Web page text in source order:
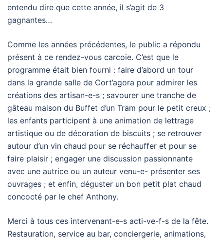
entendu dire que cette année, il s’agit de 3
gagnantes…
Comme les années précédentes, le public a répondu
présent à ce rendez-vous carcoie. C’est que le
programme était bien fourni : faire d’abord un tour
dans la grande salle de Cort’agora pour admirer les
créations des artisan-e-s ; savourer une tranche de
gâteau maison du Buffet d’un Tram pour le petit creux ;
les enfants participent à une animation de lettrage
artistique ou de décoration de biscuits ; se retrouver
autour d’un vin chaud pour se réchauffer et pour se
faire plaisir ; engager une discussion passionnante
avec une autrice ou un auteur venu-e- présenter ses
ouvrages ; et enfin, déguster un bon petit plat chaud
concocté par le chef Anthony.
Merci à tous ces intervenant-e-s acti-ve-f-s de la fête.
Restauration, service au bar, conciergerie, animations,